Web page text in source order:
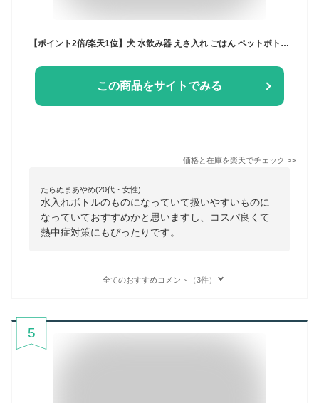
【ポイント2倍/楽天1位】犬 水飲み器 えさ入れ ごはん ペットボトル 散歩 ペット 給水器 水飲み ペット給水器 ペットウォーターボトル 水飲みボトル 水 猫 給水ボトル ウォーターボトル 携帯用 ペット用 ペット用品 バッグ 便利 散歩用 犬用 用品 犬水入れ 犬用品
この商品をサイトでみる
価格と在庫を楽天でチェック >>
たらぬまあやめ(20代・女性)
水入れボトルのものになっていて扱いやすいものに
なっていておすすめかと思いますし、コスパ良くて
熱中症対策にもぴったりです。
全てのおすすめコメント（3件）
5